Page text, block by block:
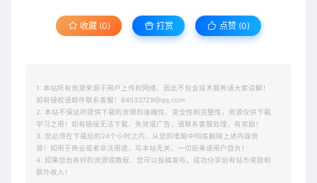
收藏 (0) 打赏 点赞 (0)
1. 本站所有资源来源于用户上传和网络，因此不包含技术服务请大家谅解！
如有侵权请邮件联系客服！64533729@qq.com
2. 本站不保证所提供下载的资源的准确性、安全性和完整性，资源仅供下载
学习之用！如有链接无法下载、失效或广告，请联系客服处理，有奖励！
3. 您必须在下载后的24个小时之内，从您的电脑中彻底删除上述内容资
源！如用于商业或者非法用途，与本站无关，一切后果请用户自负！
4. 如果您也有好的资源或教程，您可以投稿发布，成功分享后有站币奖励和
额外收入！